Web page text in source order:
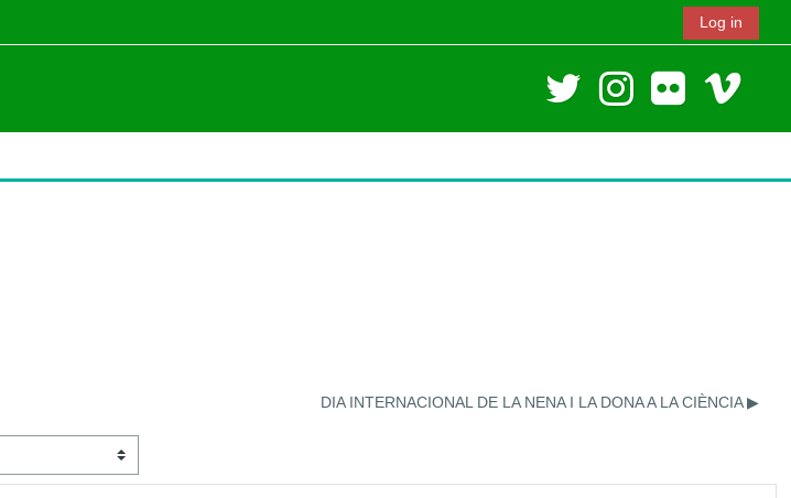
Log in
DIA INTERNACIONAL DE LA NENA I LA DONA A LA CIÈNCIA ▶︎